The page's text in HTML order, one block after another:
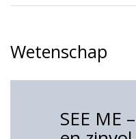
Wetenschap
SEE ME